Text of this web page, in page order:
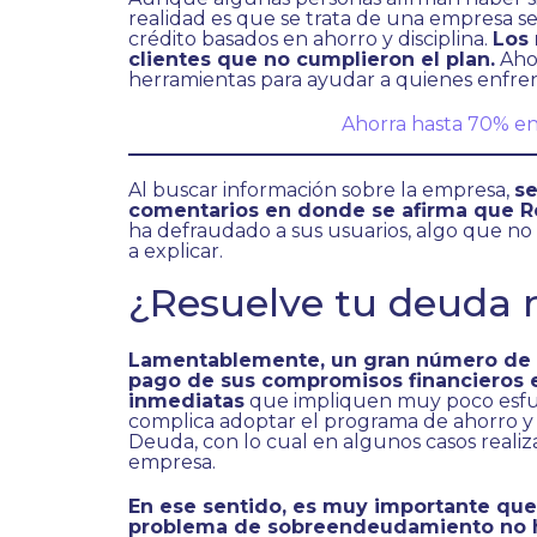
realidad es que se trata de una empresa
crédito basados en ahorro y disciplina. Los
clientes que no cumplieron el plan.
herramientas para ayudar a quienes
Ahorra hasta 70%
Al buscar información sobre la empresa,
comentarios en donde se afirma que
ha defraudado a sus usuarios, algo que
a explicar.
¿Resuelve tu deuda
Lamentablemente, un gran número
pago de sus compromisos financieros
inmediatas que impliquen muy poco
complica adoptar el programa de ahorro
Deuda, con lo cual en algunos casos
empresa.
En ese sentido, es muy importante
problema de sobreendeudamiento no